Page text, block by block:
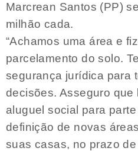
Marcrean Santos (PP)
milhão cada.
“Achamos uma área e
parcelamento do solo.
segurança jurídica para
decisões. Asseguro que
aluguel social para
definição de novas
suas casas, no prazo